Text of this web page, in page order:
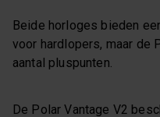
Beide horloges bieden
voor hardlopers, maar de
aantal pluspunten.
De Polar Vantage V2